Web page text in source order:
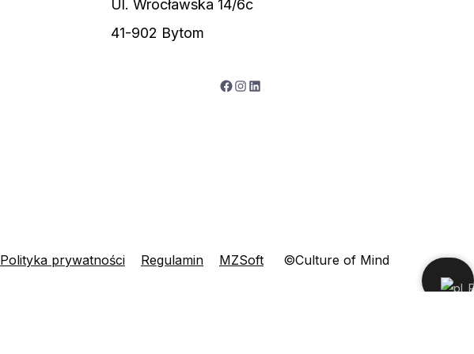
Ul. Wrocławska 14/6c
41-902 Bytom
Polityka prywatności Regulamin MZSoft ©Culture of Mind